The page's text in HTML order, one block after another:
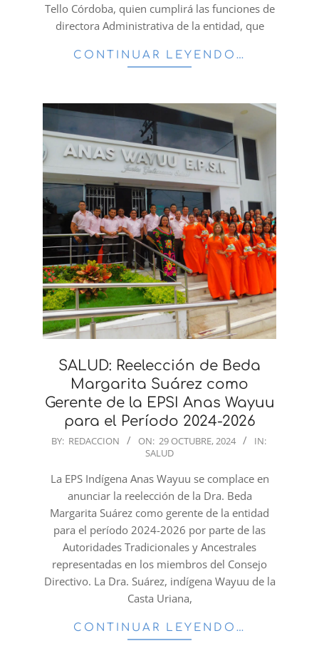
Tello Córdoba, quien cumplirá las funciones de
directora Administrativa de la entidad, que
CONTINUAR LEYENDO…
SALUD: Reelección de Beda
Margarita Suárez como
Gerente de la EPSI Anas Wayuu
para el Período 2024-2026
2024-
29
BY: REDACCION ON: 29 OCTUBRE, 2024
IN:
SALUD
La EPS Indígena Anas Wayuu se complace en
anunciar la reelección de la Dra. Beda
Margarita Suárez como gerente de la entidad
para el período 2024-2026 por parte de las
Autoridades Tradicionales y Ancestrales
representadas en los miembros del Consejo
Directivo. La Dra. Suárez, indígena Wayuu de la
Casta Uriana,
CONTINUAR LEYENDO…